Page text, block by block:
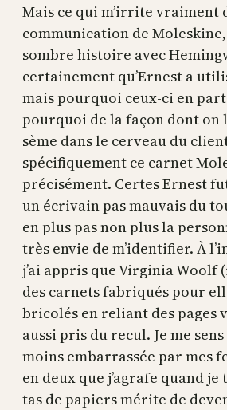
Mais ce qui m’irrite vraiment
communication de Moleskine,
sombre histoire avec
certainement qu’Ernest a
mais pourquoi ceux-ci en
pourquoi de la façon dont on
sème dans le cerveau du
spécifiquement ce carnet
précisément. Certes Ernest
un écrivain pas mauvais du
en plus pas non plus la
très envie de m’identifier. À
j’ai appris que Virginia
des carnets fabriqués pour
bricolés en reliant des pages
aussi pris du recul. Je me
moins embarrassée par mes
en deux que j’agrafe quand
tas de papiers mérite de